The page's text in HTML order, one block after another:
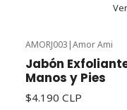
AMORJ003 |Amor Ami
Jabón
Manos y Pies
$4.190 CLP